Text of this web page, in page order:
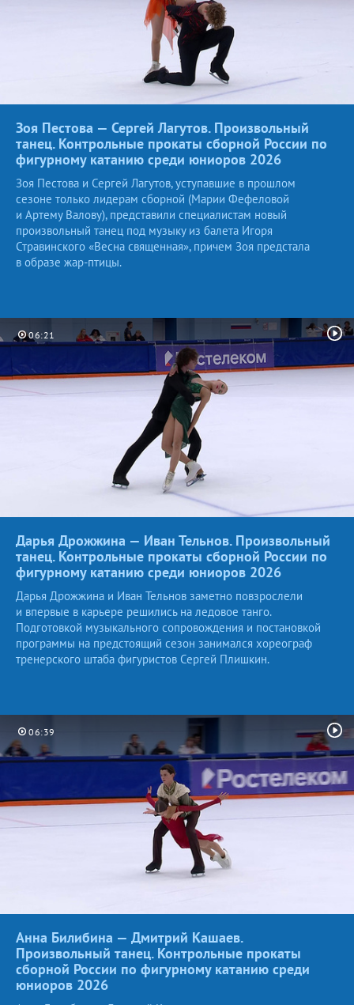
Зоя Пестова — Сергей Лагутов. Произвольный
танец. Контрольные прокаты сборной России по
фигурному катанию среди юниоров 2026
Зоя Пестова и Сергей Лагутов, уступавшие в прошлом
сезоне только лидерам сборной (Марии Фефеловой
и Артему Валову), представили специалистам новый
произвольный танец под музыку из балета Игоря
Стравинского «Весна священная», причем Зоя предстала
в образе жар-птицы.
06:21
Дарья Дрожжина — Иван Тельнов. Произвольный
танец. Контрольные прокаты сборной России по
фигурному катанию среди юниоров 2026
Дарья Дрожжина и Иван Тельнов заметно повзрослели
и впервые в карьере решились на ледовое танго.
Подготовкой музыкального сопровождения и постановкой
программы на предстоящий сезон занимался хореограф
тренерского штаба фигуристов Сергей Плишкин.
06:39
Анна Билибина — Дмитрий Кашаев.
Произвольный танец. Контрольные прокаты
сборной России по фигурному катанию среди
юниоров 2026